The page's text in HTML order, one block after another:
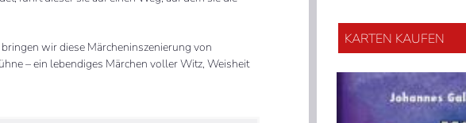
wir diese Märcheninszenierung von
– ein lebendiges Märchen voller Witz, Weisheit
KARTEN KAUFEN